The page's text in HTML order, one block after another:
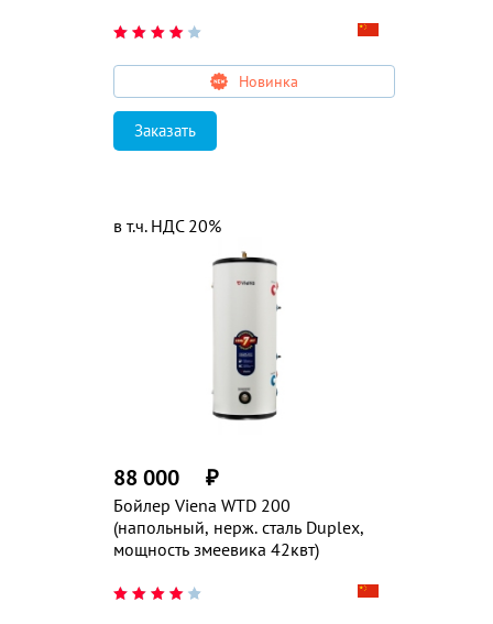
Новинка
Заказать
Бойлер Viena WTD 200
(напольный, нерж. сталь Duplex,
мощность змеевика 42квт)
88 000 ₽
в т.ч. НДС 20%